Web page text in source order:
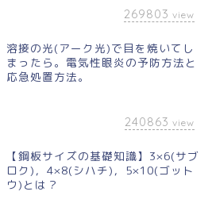
269803 view
溶接の光(アーク光)で目を焼いてし
まったら。電気性眼炎の予防方法と
応急処置方法。
240863 view
【鋼板サイズの基礎知識】3×6(サブ
ロク)，4×8(シハチ)，5×10(ゴット
ウ)とは？